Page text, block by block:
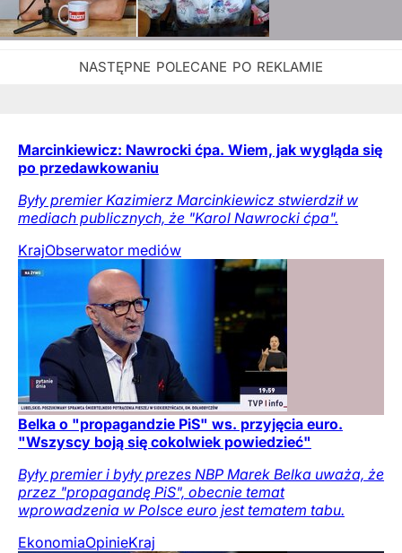
Marcinkiewicz: Nawrocki ćpa. Wiem, jak wygląda się
po przedawkowaniu
Były premier Kazimierz Marcinkiewicz stwierdził w
mediach publicznych, że "Karol Nawrocki ćpa".
KrajObserwator mediów
Belka o "propagandzie PiS" ws. przyjęcia euro.
"Wszyscy boją się cokolwiek powiedzieć"
Były premier i były prezes NBP Marek Belka uważa, że
przez "propagandę PiS", obecnie temat
wprowadzenia w Polsce euro jest tematem tabu.
EkonomiaOpinieKraj